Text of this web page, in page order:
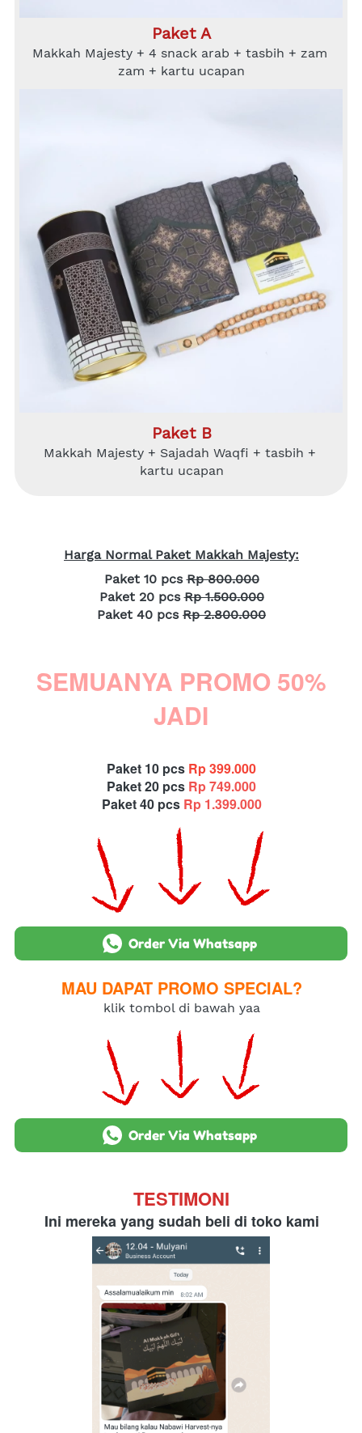
Paket A
Makkah Majesty + 4 snack arab + tasbih + zam
zam + kartu ucapan
Paket B
Makkah Majesty + Sajadah Waqfi + tasbih +
kartu ucapan
Harga Normal Paket Makkah Majesty:
Paket 10 pcs Rp 800.000
Paket 20 pcs Rp 1.500.000
Paket 40 pcs Rp 2.800.000
SEMUANYA PROMO 50%
JADI
Paket 10 pcs Rp 399.000
Paket 20 pcs Rp 749.000
Paket 40 pcs Rp 1.399.000
` Order Via Whatsapp
MAU DAPAT PROMO SPECIAL?
klik tombol di bawah yaa
` Order Via Whatsapp
TESTIMONI
Ini mereka yang sudah beli di toko kami